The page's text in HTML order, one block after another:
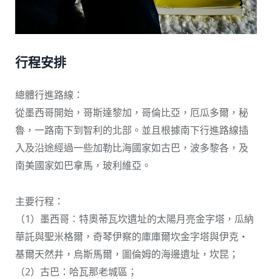
行程安排
總體行進路線：
從墨西哥開始，哥斯達黎加，哥倫比亞，厄瓜多爾，秘
魯，一路南下到智利的北部。並且根據南下行進路線插
入及沿途經過一些加勒比海國家如古巴，波多黎各，及
南美國家如巴拿馬，玻利維亞。
主要行程：
（1）墨西哥：特奧蒂瓦坎遺址的太陽月亮金字塔，瓜納
華託與聖米格爾，奇琴伊察的庫庫爾坎金字塔與伊克・
基爾天然井，烏斯馬爾，圖倫姆的海邊遺址，坎昆；
（2）古巴：哈瓦那老城區；